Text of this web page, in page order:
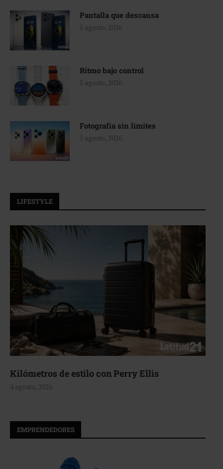
Pantalla que descansa
5 agosto, 2026
Ritmo bajo control
5 agosto, 2026
Fotografía sin límites
5 agosto, 2026
LIFESTYLE
Aerie, texturas que fluyen
4 agosto, 2026
EMPRENDEDORES